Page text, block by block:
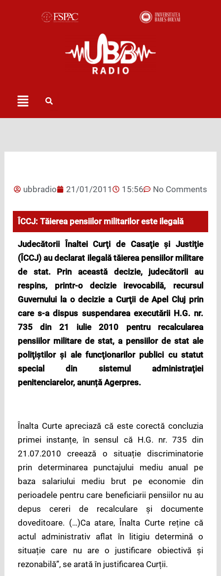
Menu
ubbradio 21/01/2011 15:56 No Comments
ÎCCJ: Tăierea pensiilor militarilor este ilegală
Judecătorii Înaltei Curţi de Casaţie şi Justiţie
(ÎCCJ) au declarat ilegală tăierea pensiilor militare
de stat. Prin această decizie, judecătorii au
respins, printr-o decizie irevocabilă, recursul
Guvernului la o decizie a Curţii de Apel Cluj prin
care s-a dispus suspendarea executării H.G. nr.
735 din 21 iulie 2010 pentru recalcularea
pensiilor militare de stat, a pensiilor de stat ale
poliţiştilor şi ale funcţionarilor publici cu statut
special din sistemul administraţiei
penitenciarelor, anunță Agerpres.
Înalta Curte apreciază că este corectă concluzia
primei instanțe, în sensul că H.G. nr. 735 din
21.07.2010 creează o situație discriminatorie
prin determinarea punctajului mediu anual pe
baza salariului mediu brut pe economie din
perioadele pentru care beneficiarii pensiilor nu au
depus cereri de recalculare și documente
doveditoare. (…)Ca atare, Înalta Curte reține că
actul administrativ aflat în litigiu determină o
situație care nu are o justificare obiectivă și
rezonabilă”, se arată în justificarea Curții.